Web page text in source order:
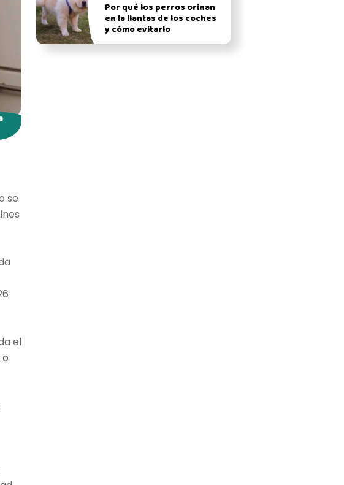
se
el
Por qué los perros orinan
en la llantas de los coches
y cómo evitarlo